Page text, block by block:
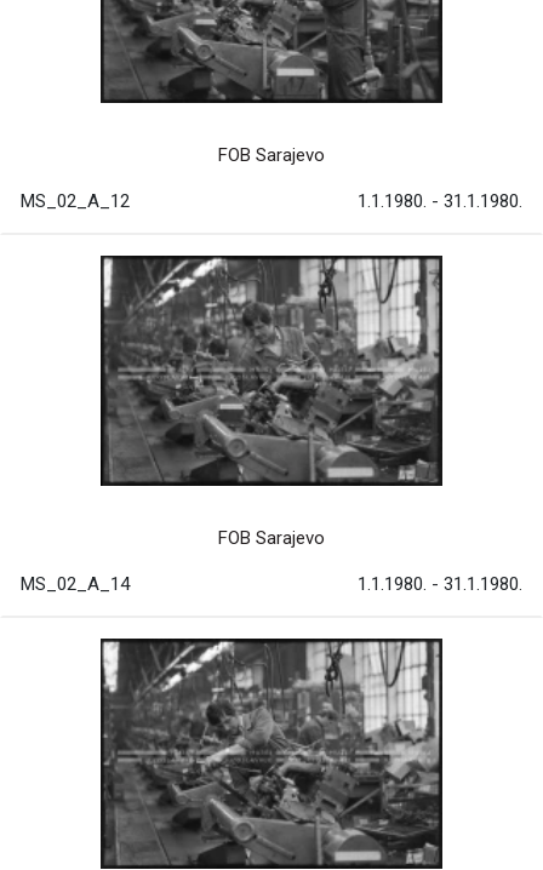
FOB Sarajevo
MS_02_A_12 1.1.1980. - 31.1.1980.
FOB Sarajevo
MS_02_A_14 1.1.1980. - 31.1.1980.